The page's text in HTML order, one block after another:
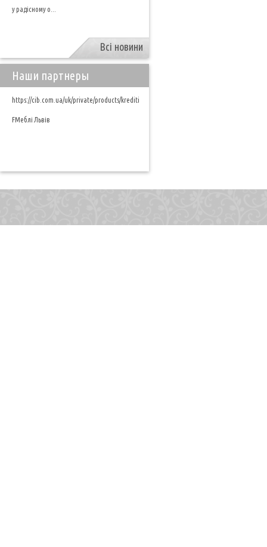
у радісному о...
Всі новини
Наши партнеры
https://cib.com.ua/uk/private/products/krediti
FМеблі Львів